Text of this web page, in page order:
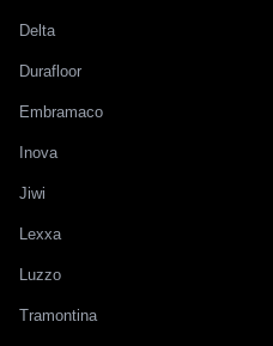
Delta
Durafloor
Embramaco
Inova
Jiwi
Lexxa
Luzzo
Tramontina